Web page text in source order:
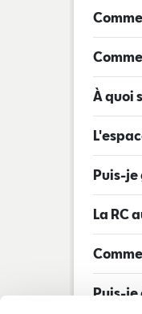
À quoi
Puis-je
La RC
Puis-je